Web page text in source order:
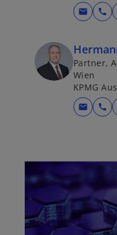
mail call
Partner,
Wien
KPMG
mail call